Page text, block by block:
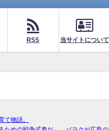
RSS 当サイトについて